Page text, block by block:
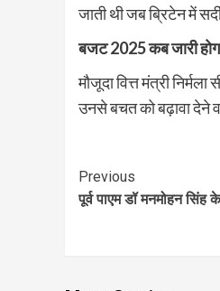
जाती थी जब ब्रिटेन में
बजट 2025 कब जारी
मौजूदा वित्त मंत्री
उनसे बचत को बढ़ावा देने
Continue
Reading
Previous
पूर्व पाएम डॉ मनमोहन सिंह